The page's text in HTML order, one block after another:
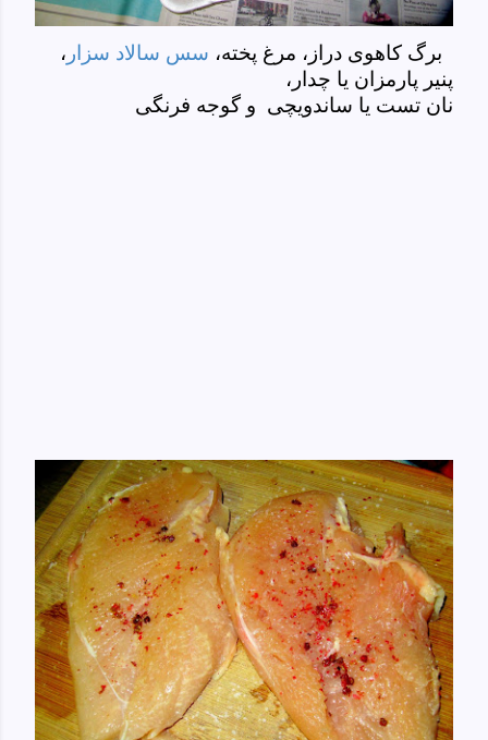
برگ کاهوی دراز، مرغ پخته، سس سالاد سزار ،
پنیر پارمزان یا چدار،
نان تست یا ساندویچی و گوجه فرنگی